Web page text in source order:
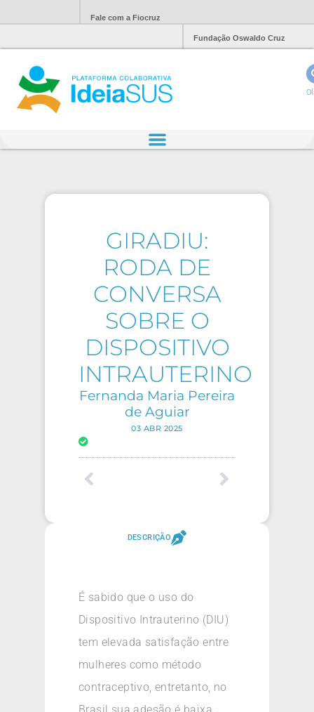
Fale com a Fiocruz
Fundação Oswaldo Cruz
GIRADIU:
RODA DE
CONVERSA
SOBRE O
DISPOSITIVO
INTRAUTERINO
Fernanda Maria Pereira
de Aguiar
03 ABR 2025
DESCRIÇÃO
É sabido que o uso do
Dispositivo Intrauterino (DIU)
tem elevada satisfação entre
mulheres como método
contraceptivo, entretanto, no